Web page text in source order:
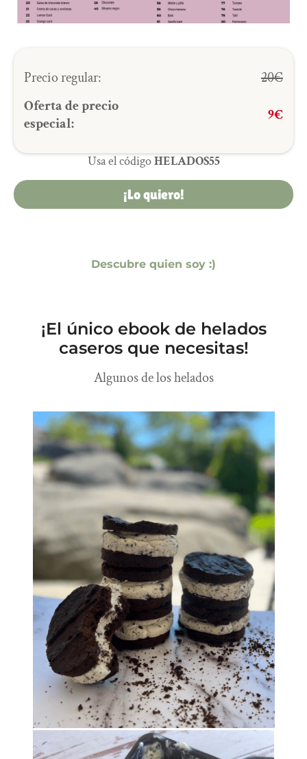
Precio regular:
20€
Oferta de precio
especial:
9€
Usa el códigoHELADOS55
¡Lo quiero!
Descubre quien soy :)
¡El único ebook de helados
caseros que necesitas!
Algunos de los helados